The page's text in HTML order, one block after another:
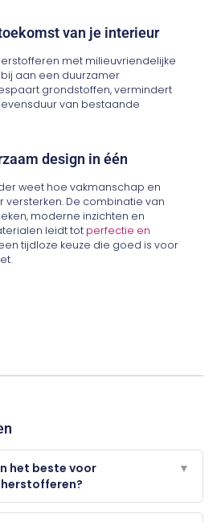
van je interieur
met milieuvriendelijke
aan een duurzamer
grondstoffen, vermindert
van bestaande
design in één
weet hoe vakmanschap en
versterken. De combinatie van
moderne inzichten en
leidt tot perfectie en
tijdloze keuze die goed is voor
het beste voor
▼